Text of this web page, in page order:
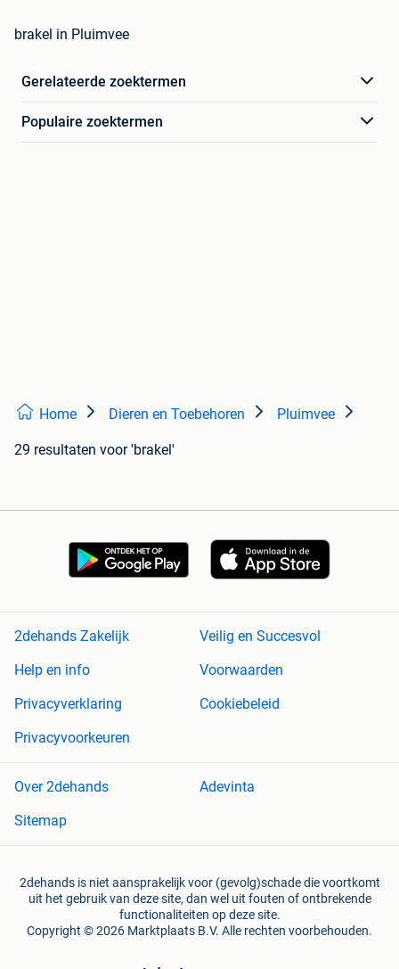
brakel in Pluimvee
Gerelateerde zoektermen
Populaire zoektermen
Home Dieren en Toebehoren Pluimvee
29 resultaten voor 'brakel'
2dehands Zakelijk
Veilig en Succesvol
Help en info
Voorwaarden
Privacyverklaring
Cookiebeleid
Privacyvoorkeuren
Over 2dehands
Adevinta
Sitemap
2dehands is niet aansprakelijk voor (gevolg)schade die voortkomt
uit het gebruik van deze site, dan wel uit fouten of ontbrekende
functionaliteiten op deze site.
Copyright © 2026 Marktplaats B.V. Alle rechten voorbehouden.